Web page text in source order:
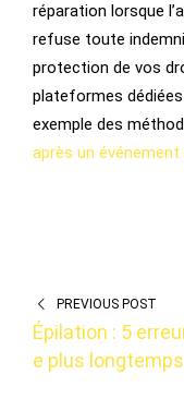
réparation lorsque
refuse toute
protection de vos
plateformes
exemple des
après un
PREVIOUS POST
Épilation : 5
e plus longtemps